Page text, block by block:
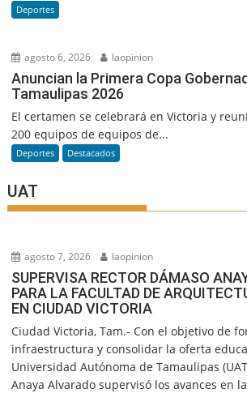
Deportes
agosto 6, 2026 laopinion
Anuncian la Primera Copa
Tamaulipas 2026
El certamen se celebrará en Victoria y
200 equipos de equipos de...
Deportes Destacados
UAT
agosto 7, 2026 laopinion
SUPERVISA RECTOR DÁMASO
PARA LA FACULTAD DE
EN CIUDAD VICTORIA
Ciudad Victoria, Tam.- Con el objetivo de
infraestructura y consolidar la oferta
Universidad Autónoma de Tamaulipas
Anaya Alvarado supervisó los avances en